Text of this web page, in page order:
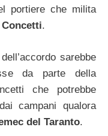
portiere che milita
Concetti.
sarebbe
da parte della
che potrebbe
campani qualora
del Taranto.